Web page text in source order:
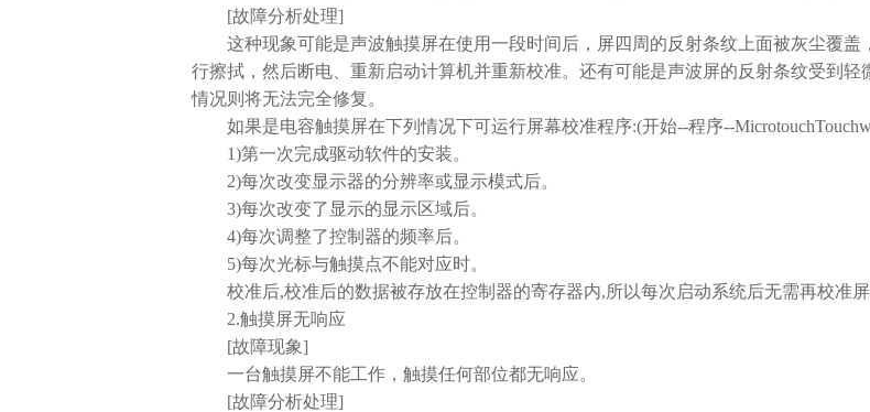
[故障分析处理]
这种现象可能是声波触摸屏在使用一段时间后，屏四周的反射条纹上面被灰尘覆盖
行擦拭，然后断电、重新启动计算机并重新校准。还有可能是声波屏的反射条纹受到轻
情况则将无法完全修复。
如果是电容触摸屏在下列情况下可运行屏幕校准程序:(开始--程序--
1)第一次完成驱动软件的安装。
2)每次改变显示器的分辨率或显示模式后。
3)每次改变了显示的显示区域后。
4)每次调整了控制器的频率后。
5)每次光标与触摸点不能对应时。
校准后,校准后的数据被存放在控制器的寄存器内,所以每次启动系统后无需再校准屏
2.触摸屏无响应
[故障现象]
一台触摸屏不能工作，触摸任何部位都无响应。
[故障分析处理]